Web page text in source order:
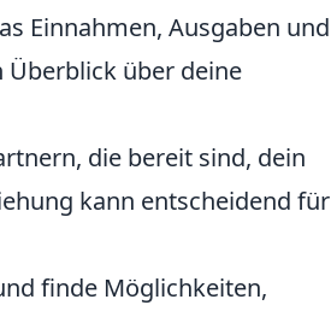
Einnahmen, Ausgaben und
über deine
die bereit sind, dein
kann entscheidend für
finde Möglichkeiten,